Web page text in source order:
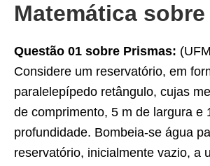
Matemática
Questão 01 sobre Prismas:
Considere um reservatório, em
paralelepípedo retângulo, cujas
de comprimento, 5 m de largura e
profundidade. Bombeia-se água
reservatório, inicialmente vazio, a